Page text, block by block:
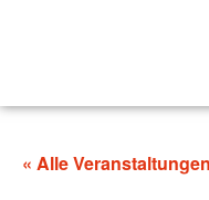
« Alle Veranstaltungen